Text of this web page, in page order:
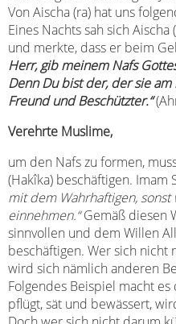
Von Aischa (ra) hat uns
Eines Nachts sah sich
und merkte, dass er beim
Herr, gib meinem Nafs
Denn Du bist der, der sie
Freund und Beschützter.“
Verehrte Muslime,
um den Nafs zu formen,
(Hakîka) beschäftigen. Imam
mit dem Wahrhaftigen,
einnehmen.“Gemäß diesen
sinnvollen und dem Willen
beschäftigen. Wer sich nicht
wird sich nämlich anderen
Folgendes Beispiel macht
pflügt, sät und bewässert,